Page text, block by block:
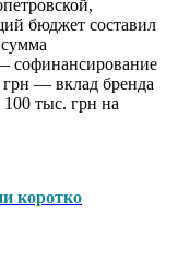
бюджет составил
софинансирование
— вклад бренда
тыс. грн на
коротко